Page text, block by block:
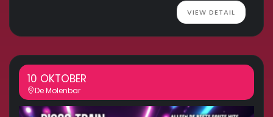
VIEW DETAIL
10 OKTOBER
De Molenbar